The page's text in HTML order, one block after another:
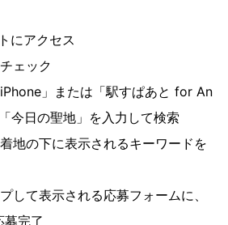
にアクセス
ェック
」または「駅すぱあと for An
今日の聖地」を入力して検索
地の下に表示されるキーワードを
して表示される応募フォームに、
募完了